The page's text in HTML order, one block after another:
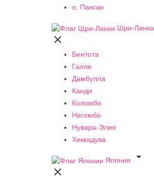
о. Панган
Шри-Ланка

Бентота
Галле
Дамбулла
Канди
Коломбо
Негомбо
Нувара-Элия
Хиккадува
Япония

